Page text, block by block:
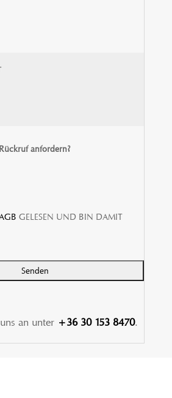
anfordern?
GELESEN UND BIN DAMIT
an unter +36 30 153 8470.